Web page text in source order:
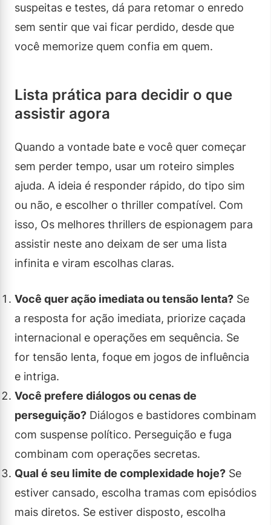
suspeitas e testes, dá para retomar o enredo
sem sentir que vai ficar perdido, desde que
você memorize quem confia em quem.
Lista prática para decidir o que
assistir agora
Quando a vontade bate e você quer começar
sem perder tempo, usar um roteiro simples
ajuda. A ideia é responder rápido, do tipo sim
ou não, e escolher o thriller compatível. Com
isso, Os melhores thrillers de espionagem para
assistir neste ano deixam de ser uma lista
infinita e viram escolhas claras.
Você quer ação imediata ou tensão lenta? Se
a resposta for ação imediata, priorize caçada
internacional e operações em sequência. Se
for tensão lenta, foque em jogos de influência
e intriga.
Você prefere diálogos ou cenas de
perseguição? Diálogos e bastidores combinam
com suspense político. Perseguição e fuga
combinam com operações secretas.
Qual é seu limite de complexidade hoje? Se
estiver cansado, escolha tramas com episódios
mais diretos. Se estiver disposto, escolha